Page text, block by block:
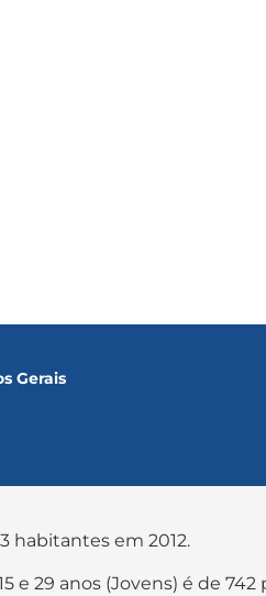
Gerais
habitantes em 2012.
e 29 anos (Jovens) é de